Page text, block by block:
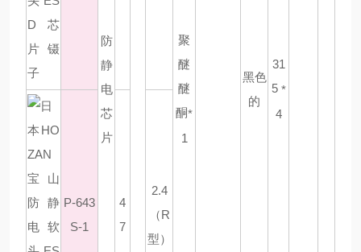
防
静
电
芯
片
聚
醚
醚
酮*
1
黑色
的
31
5 *
4
P-643
S-1
4
7
2.4
（R
型）